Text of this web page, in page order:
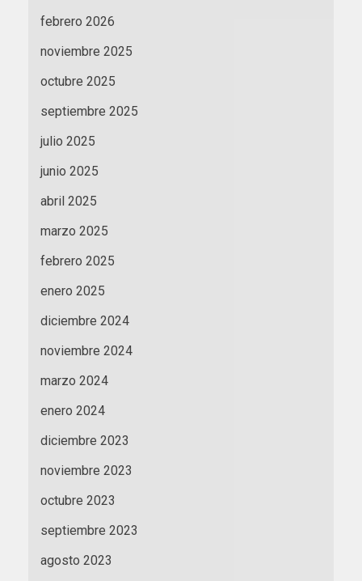
febrero 2026
noviembre 2025
octubre 2025
septiembre 2025
julio 2025
junio 2025
abril 2025
marzo 2025
febrero 2025
enero 2025
diciembre 2024
noviembre 2024
marzo 2024
enero 2024
diciembre 2023
noviembre 2023
octubre 2023
septiembre 2023
agosto 2023